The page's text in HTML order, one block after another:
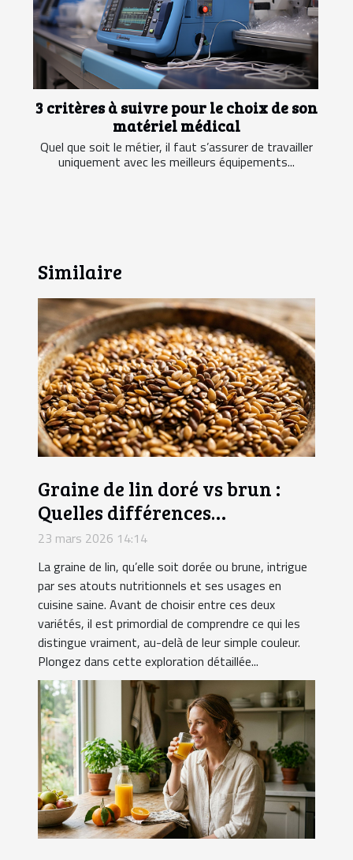
3 critères à suivre pour le choix de son
matériel médical
Quel que soit le métier, il faut s’assurer de travailler
uniquement avec les meilleurs équipements...
Similaire
Graine de lin doré vs brun :
Quelles différences
nutritionnelles ?
23 mars 2026 14:14
La graine de lin, qu’elle soit dorée ou brune, intrigue
par ses atouts nutritionnels et ses usages en
cuisine saine. Avant de choisir entre ces deux
variétés, il est primordial de comprendre ce qui les
distingue vraiment, au-delà de leur simple couleur.
Plongez dans cette exploration détaillée...